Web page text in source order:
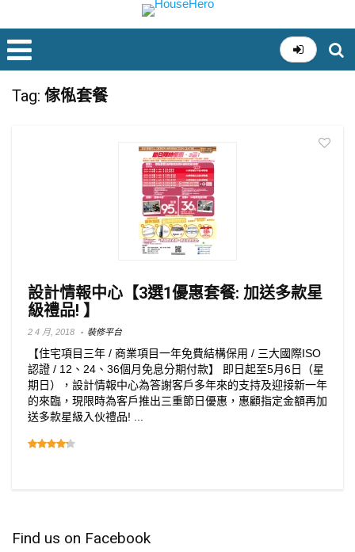
Tag: 傢俬套餐
設計情報中心【3選1優惠套餐: 加送多款星
級禮品! 】
2 4 月, 2018 裝修平台
【住宅項目三年 / 商業項目一年免費結構保用 / 三大國際ISO
認證 / 12、24、36個月免息分期付款】 即日起至5月6日（星
期日），設計情報中心為答謝客戶多年來的支持及迎接新一年
的來臨，現限時為客戶推出三重節日優惠，惠顧指定金額再加
送多款星級入伙禮品! ...
Find us on Facebook